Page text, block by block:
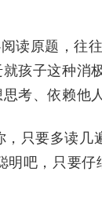
读原题，往
孩子这种消
考、依赖他
只要多读
吧，只要